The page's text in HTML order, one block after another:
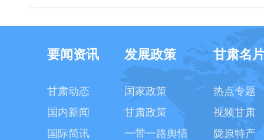
要闻资讯
甘肃动态
国内新闻
国际简讯
发展政策
国家政策
甘肃政策
一带一路舆情
甘肃名
热点专题
视频甘肃
陇原特产